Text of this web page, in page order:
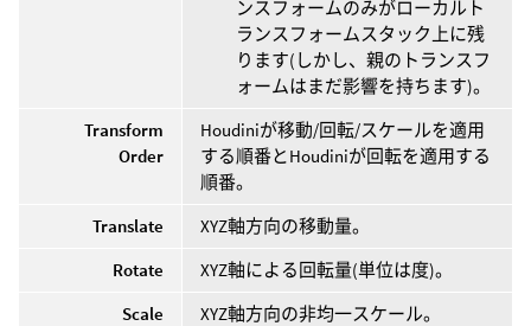
ンスフォームのみがローカルト
ランスフォームスタック上に残
ります(しかし、親のトランスフ
ォームはまだ影響を持ちます)。
Transform
Order
Houdiniが移動/回転/スケールを適用
する順番とHoudiniが回転を適用する
順番。
Translate
XYZ軸方向の移動量。
Rotate
XYZ軸による回転量(単位は度)。
Scale
XYZ軸方向の非均一スケール。